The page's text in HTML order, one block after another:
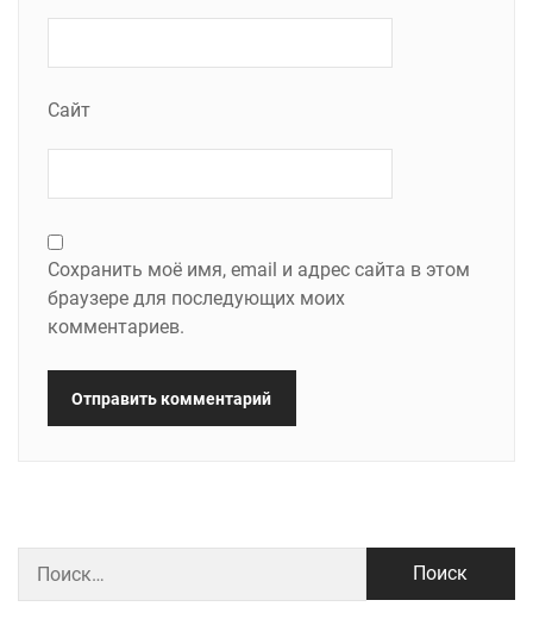
Сайт
Сохранить моё имя, email и адрес сайта в этом
браузере для последующих моих
комментариев.